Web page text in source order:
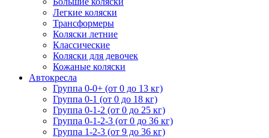
Легкие коляски
Трансформеры
Коляски летние
Классические
Коляски для девочек
Кожаные коляски
Автокресла
Группа 0-0+ (от 0 до 13 кг)
Группа 0-1 (от 0 до 18 кг)
Группа 0-1-2 (от 0 до 25 кг)
Группа 0-1-2-3 (от 0 до 36 кг)
Группа 1-2-3 (от 9 до 36 кг)